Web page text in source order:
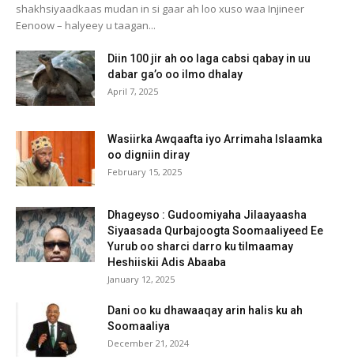
shakhsiyaadkaas mudan in si gaar ah loo xuso waa Injineer
Eenoow – halyeey u taagan...
Diin 100 jir ah oo laga cabsi qabay in uu
dabar ga’o oo ilmo dhalay
April 7, 2025
Wasiirka Awqaafta iyo Arrimaha Islaamka
oo digniin diray
February 15, 2025
Dhageyso : Gudoomiyaha Jilaayaasha
Siyaasada Qurbajoogta Soomaaliyeed Ee
Yurub oo sharci darro ku tilmaamay
Heshiiskii Adis Abaaba
January 12, 2025
Dani oo ku dhawaaqay arin halis ku ah
Soomaaliya
December 21, 2024